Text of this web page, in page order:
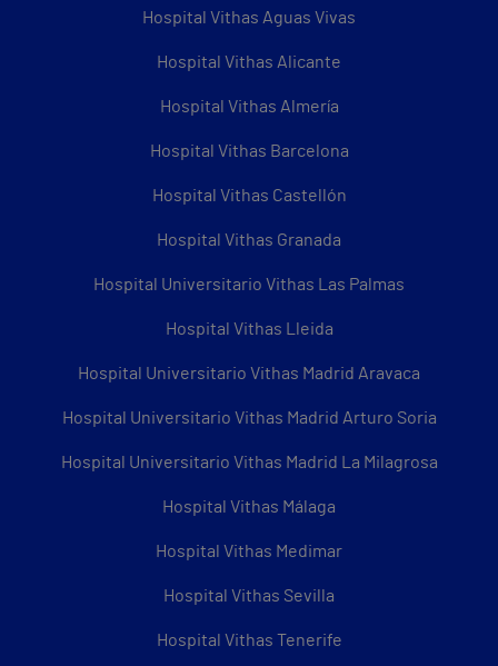
Hospital Vithas Aguas Vivas
Hospital Vithas Alicante
Hospital Vithas Almería
Hospital Vithas Barcelona
Hospital Vithas Castellón
Hospital Vithas Granada
Hospital Universitario Vithas Las Palmas
Hospital Vithas Lleida
Hospital Universitario Vithas Madrid Aravaca
Hospital Universitario Vithas Madrid Arturo Soria
Hospital Universitario Vithas Madrid La Milagrosa
Hospital Vithas Málaga
Hospital Vithas Medimar
Hospital Vithas Sevilla
Hospital Vithas Tenerife